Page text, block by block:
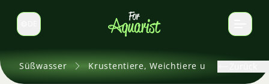
Sprache wechseln
Süßwasser Krustentiere, Weichtiere und andere